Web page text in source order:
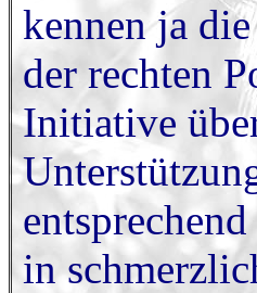
kennen ja
der rechten
Initiative
in